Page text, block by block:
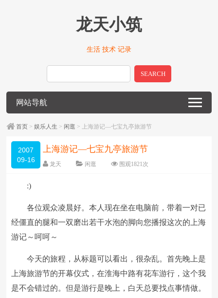
龙天小筑
生活 技术 记录
SEARCH
网站导航
首页 >娱乐人生 > 闲逛 > 上海游记—七宝九亭旅游节
2007
09-16
上海游记—七宝九亭旅游节
龙天 闲逛 围观1821次
:)
各位观众凌晨好。本人现在坐在电脑前，带着一对已
经僵直的腿和一双磨出若干水泡的脚向您播报这次的上海
游记～呵呵～
今天的旅程，从标题可以看出，很杂乱。首先晚上是
上海旅游节的开幕仪式，在淮海中路有花车游行，这个我
是不会错过的。但是游行是晚上，白天总要找点事情做。